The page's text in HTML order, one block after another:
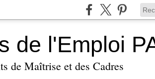
de l'Emploi
de Maîtrise et des Cadres